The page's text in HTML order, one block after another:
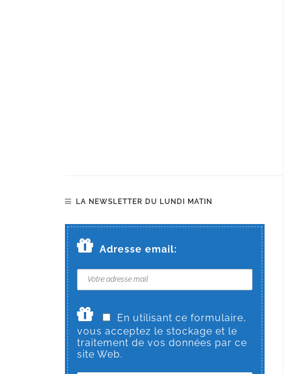
LA NEWSLETTER DU LUNDI MATIN
Adresse email:
En utilisant ce formulaire,
vous acceptez le stockage et le
traitement de vos données par ce
site Web.